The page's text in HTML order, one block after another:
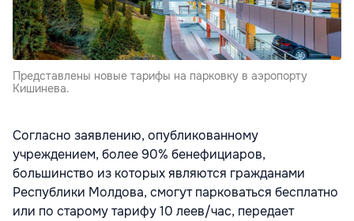
Представлены новые тарифы на парковку в аэропорту
Кишинева.
Согласно заявлению, опубликованному
учреждением, более 90% бенефициаров,
большинство из которых являются гражданами
Республики Молдова, смогут парковаться бесплатно
или по старому тарифу 10 леев/час, передает